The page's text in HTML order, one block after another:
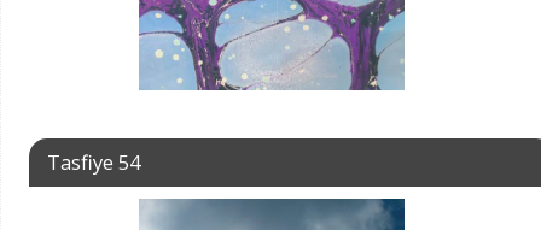
Tasfiye 54